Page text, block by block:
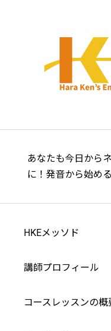
あなたも今日から
に！発音から始め
HKEメッソド
講師プロフィール
コースレッスンの概
好き